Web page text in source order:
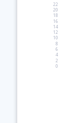
0
2
4
6
8
10
12
14
16
18
20
22